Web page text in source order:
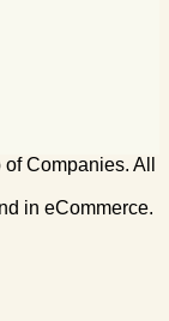
Companies. All
in eCommerce.